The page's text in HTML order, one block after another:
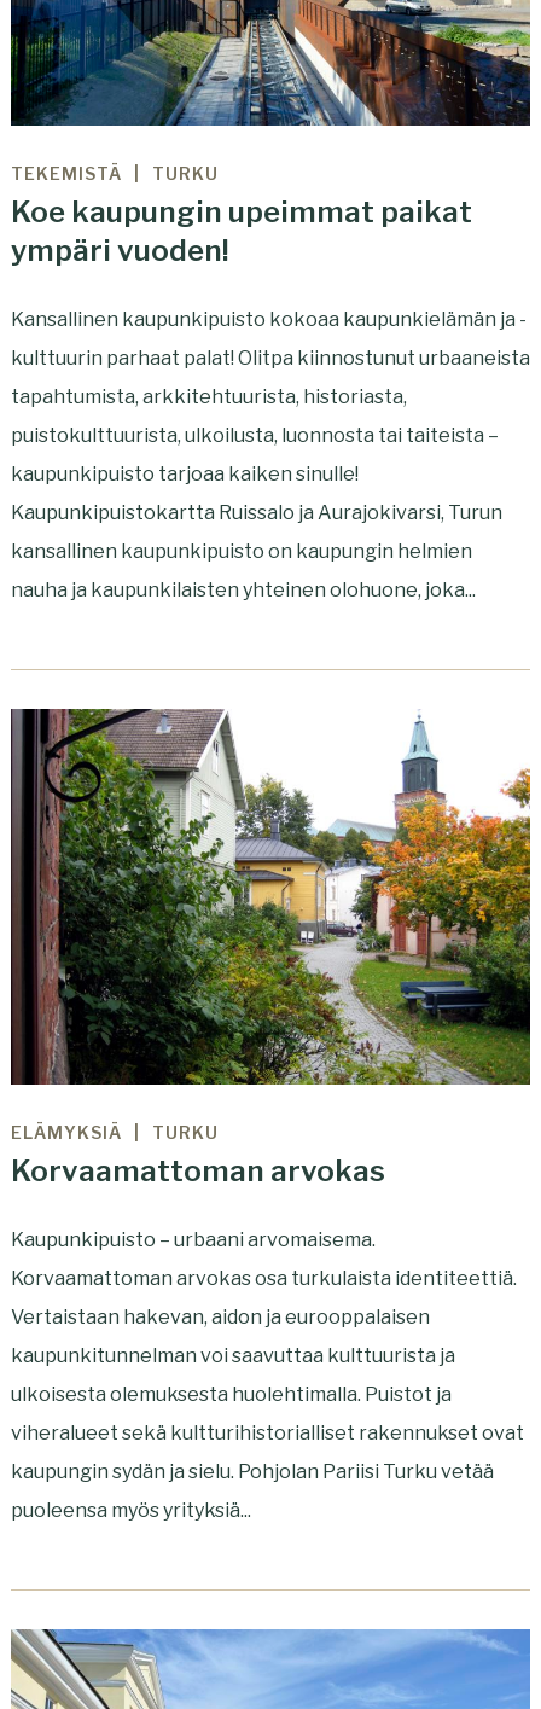
TEKEMISTÄ TURKU
Koe kaupungin upeimmat paikat
ympäri vuoden!
Kansallinen kaupunkipuisto kokoaa kaupunkielämän ja -
kulttuurin parhaat palat! Olitpa kiinnostunut urbaaneista
tapahtumista, arkkitehtuurista, historiasta,
puistokulttuurista, ulkoilusta, luonnosta tai taiteista –
kaupunkipuisto tarjoaa kaiken sinulle!
Kaupunkipuistokartta Ruissalo ja Aurajokivarsi, Turun
kansallinen kaupunkipuisto on kaupungin helmien
nauha ja kaupunkilaisten yhteinen olohuone, joka...
ELÄMYKSIÄ TURKU
Korvaamattoman arvokas
Kaupunkipuisto – urbaani arvomaisema.
Korvaamattoman arvokas osa turkulaista identiteettiä.
Vertaistaan hakevan, aidon ja eurooppalaisen
kaupunkitunnelman voi saavuttaa kulttuurista ja
ulkoisesta olemuksesta huolehtimalla. Puistot ja
viheralueet sekä kultturihistorialliset rakennukset ovat
kaupungin sydän ja sielu. Pohjolan Pariisi Turku vetää
puoleensa myös yrityksiä...